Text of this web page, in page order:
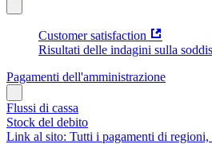
Customer satisfaction
Risultati delle indagini sulla
Pagamenti dell'amministrazione
Flussi di cassa
Stock del debito
Link al sito: Tutti i pagamenti di